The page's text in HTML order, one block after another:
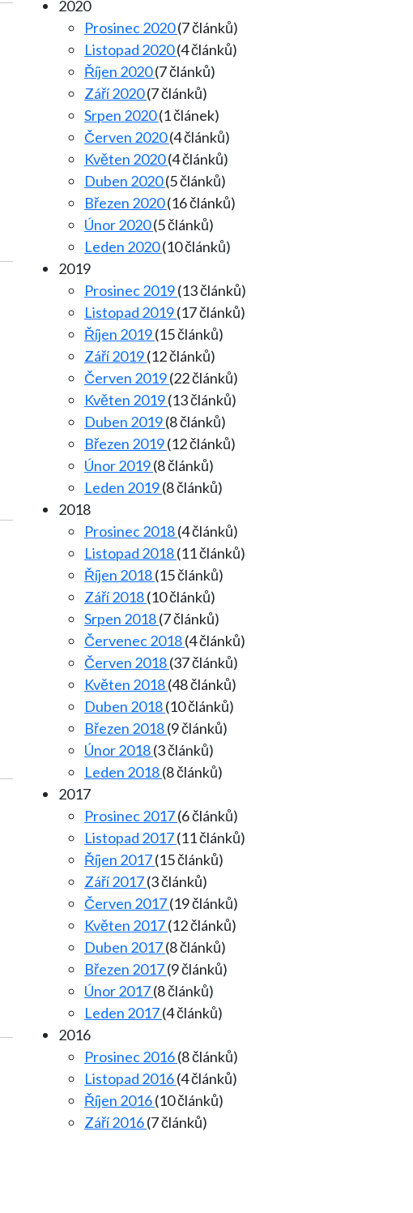
2020
Prosinec 2020(7 článků)
Listopad 2020(4 článků)
Říjen 2020(7 článků)
Září 2020(7 článků)
Srpen 2020(1 článek)
Červen 2020(4 článků)
Květen 2020(4 článků)
Duben 2020(5 článků)
Březen 2020(16 článků)
Únor 2020(5 článků)
Leden 2020(10 článků)
2019
Prosinec 2019(13 článků)
Listopad 2019(17 článků)
Říjen 2019(15 článků)
Září 2019(12 článků)
Červen 2019(22 článků)
Květen 2019(13 článků)
Duben 2019(8 článků)
Březen 2019(12 článků)
Únor 2019(8 článků)
Leden 2019(8 článků)
2018
Prosinec 2018(4 článků)
Listopad 2018(11 článků)
Říjen 2018(15 článků)
Září 2018(10 článků)
Srpen 2018(7 článků)
Červenec 2018(4 článků)
Červen 2018(37 článků)
Květen 2018(48 článků)
Duben 2018(10 článků)
Březen 2018(9 článků)
Únor 2018(3 článků)
Leden 2018(8 článků)
2017
Prosinec 2017(6 článků)
Listopad 2017(11 článků)
Říjen 2017(15 článků)
Září 2017(3 článků)
Červen 2017(19 článků)
Květen 2017(12 článků)
Duben 2017(8 článků)
Březen 2017(9 článků)
Únor 2017(8 článků)
Leden 2017(4 článků)
2016
Prosinec 2016(8 článků)
Listopad 2016(4 článků)
Říjen 2016(10 článků)
Září 2016(7 článků)